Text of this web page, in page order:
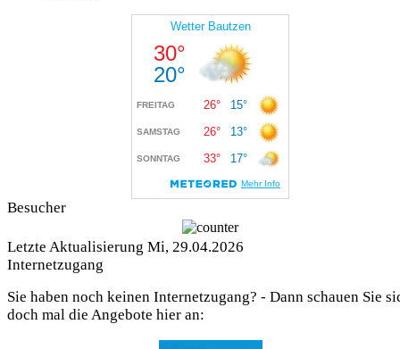
Besucher
Letzte Aktualisierung Mi, 29.04.2026
Internetzugang
Sie haben noch keinen Internet­zugang? - Dann schauen Sie
doch mal die Ange­bote hier an: